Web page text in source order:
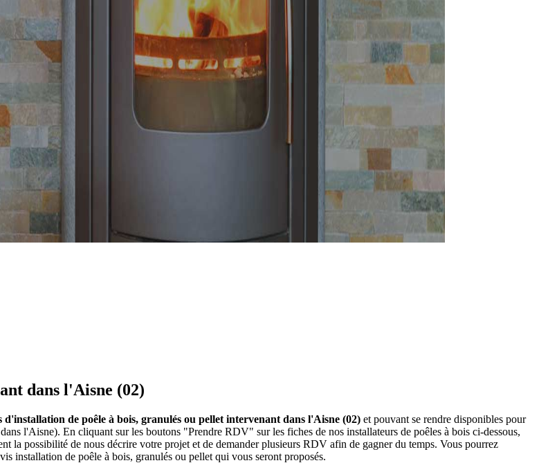
dans l'Aisne (02)
d'installation de poêle à bois, granulés ou pellet intervenant dans l'Aisne (02) et pouvant se rendre disponibles pour
l'Aisne). En cliquant sur les boutons "Prendre RDV" sur les fiches de nos installateurs de poêles à bois ci-dessous,
la possibilité de nous décrire votre projet et de demander plusieurs RDV afin de gagner du temps. Vous pourrez
installation de poêle à bois, granulés ou pellet qui vous seront proposés.